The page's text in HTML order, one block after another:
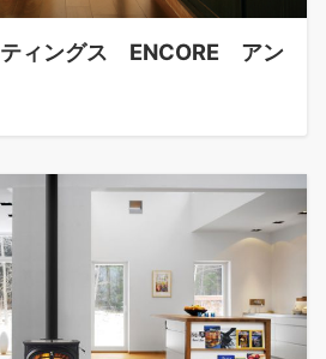
ティングス ENCORE アン